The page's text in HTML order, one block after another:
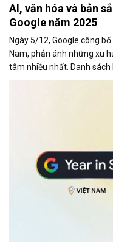
AI, văn hóa và bản
Google năm 2025
Ngày 5/12, Google công
Nam, phản ánh những xu
tâm nhiều nhất. Danh sách
chung,” “Tạo ảnh,” “Phim